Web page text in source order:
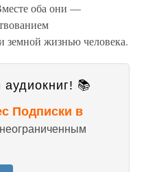
оба они —
земной жизнью человека.
📚
Подписки в